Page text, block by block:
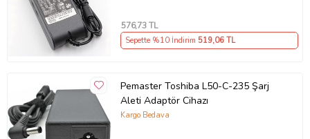
576,73 TL
Sepette %10 İndirim 519,06 TL
Pemaster Toshiba L50-C-235 Şarj
Aleti Adaptör Cihazı
Kargo Bedava